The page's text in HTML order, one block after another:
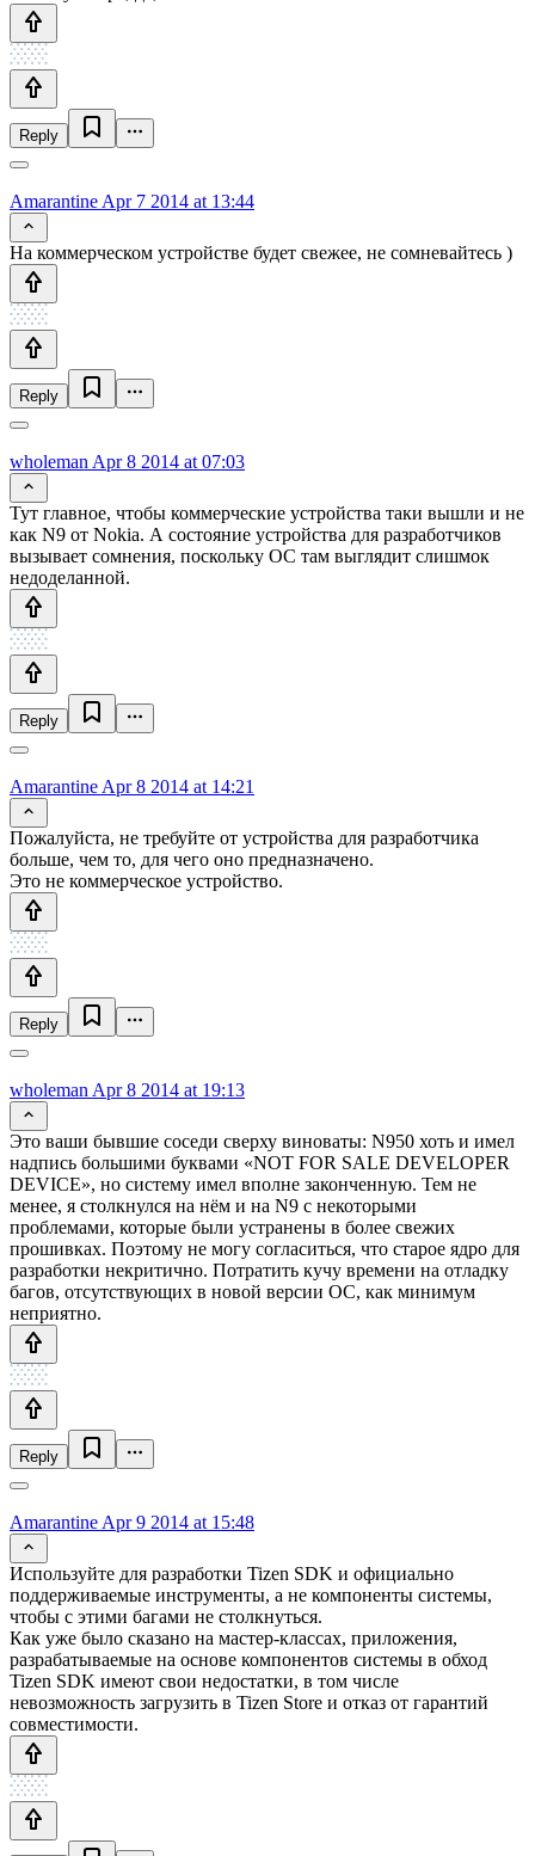
Reply
Amarantine Apr 7 2014 at 13:44
На коммерческом устройстве будет свежее, не сомневайтесь )
Reply
wholeman Apr 8 2014 at 07:03
Тут главное, чтобы коммерческие устройства таки вышли и не
как N9 от Nokia. А состояние устройства для разработчиков
вызывает сомнения, поскольку ОС там выглядит слишмок
недоделанной.
Reply
Amarantine Apr 8 2014 at 14:21
Пожалуйста, не требуйте от устройства для разработчика
больше, чем то, для чего оно предназначено.
Это не коммерческое устройство.
Reply
wholeman Apr 8 2014 at 19:13
Это ваши бывшие соседи сверху виноваты: N950 хоть и имел
надпись большими буквами «NOT FOR SALE DEVELOPER
DEVICE», но систему имел вполне законченную. Тем не
менее, я столкнулся на нём и на N9 с некоторыми
проблемами, которые были устранены в более свежих
прошивках. Поэтому не могу согласиться, что старое ядро для
разработки некритично. Потратить кучу времени на отладку
багов, отсутствующих в новой версии ОС, как минимум
неприятно.
Reply
Amarantine Apr 9 2014 at 15:48
Используйте для разработки Tizen SDK и официально
поддерживаемые инструменты, а не компоненты системы,
чтобы с этими багами не столкнуться.
Как уже было сказано на мастер-классах, приложения,
разрабатываемые на основе компонентов системы в обход
Tizen SDK имеют свои недостатки, в том числе
невозможность загрузить в Tizen Store и отказ от гарантий
совместимости.